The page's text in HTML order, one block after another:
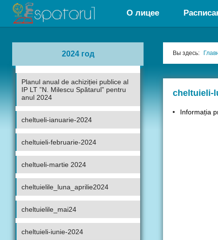
О лицее
2024 год
Planul anual de achiziției publice al
IP LT ”N. Milescu Spătarul” pentru
anul 2024
cheltueli-ianuarie-2024
cheltuieli-februarie-2024
cheltueli-martie 2024
cheltuielile_luna_aprilie2024
cheltuielile_mai24
cheltuieli-iunie-2024
Вы здесь:
cheltuieli-
Informația